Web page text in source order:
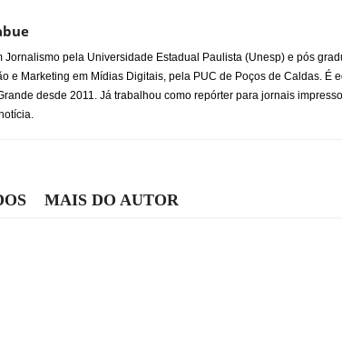
Jornalismo pela Universidade Estadual Paulista (Unesp) e pós
e Marketing em Mídias Digitais, pela PUC de Poços de Caldas. É
desde 2011. Já trabalhou como repórter para jornais
MAIS DO AUTOR